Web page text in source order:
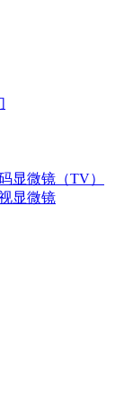
显微镜（TV）
显微镜